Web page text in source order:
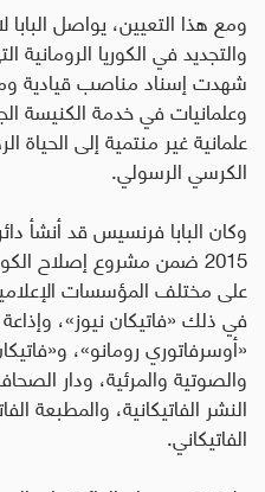
ومع هذا التعيين، يواصل
والتجديد في الكوريا الرومانية
شهدت إسناد مناصب قيادية
وعلمانيات في خدمة الكنيسة
علمانية غير منتمية إلى الحياة
الكرسي الرسولي.
2015 ضمن مشروع إصلاح
على مختلف المؤسسات
في ذلك «فاتيكان نيوز»،
«أوسرفاتوري رومانو»،
والصوتية والمرئية، ودار
النشر الفاتيكانية، والمطبعة
الفاتيكاني.